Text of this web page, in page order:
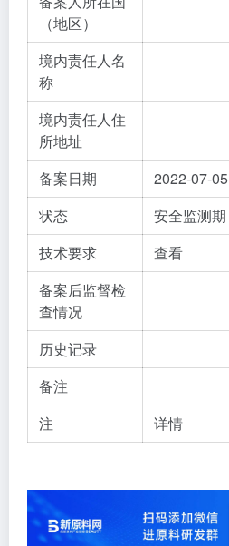
（地区）
境内责任人名
称
境内责任人住
所地址
备案日期
2022-07-05
状态
安全监测期
技术要求
查看
备案后监督检
查情况
历史记录
备注
注
详情